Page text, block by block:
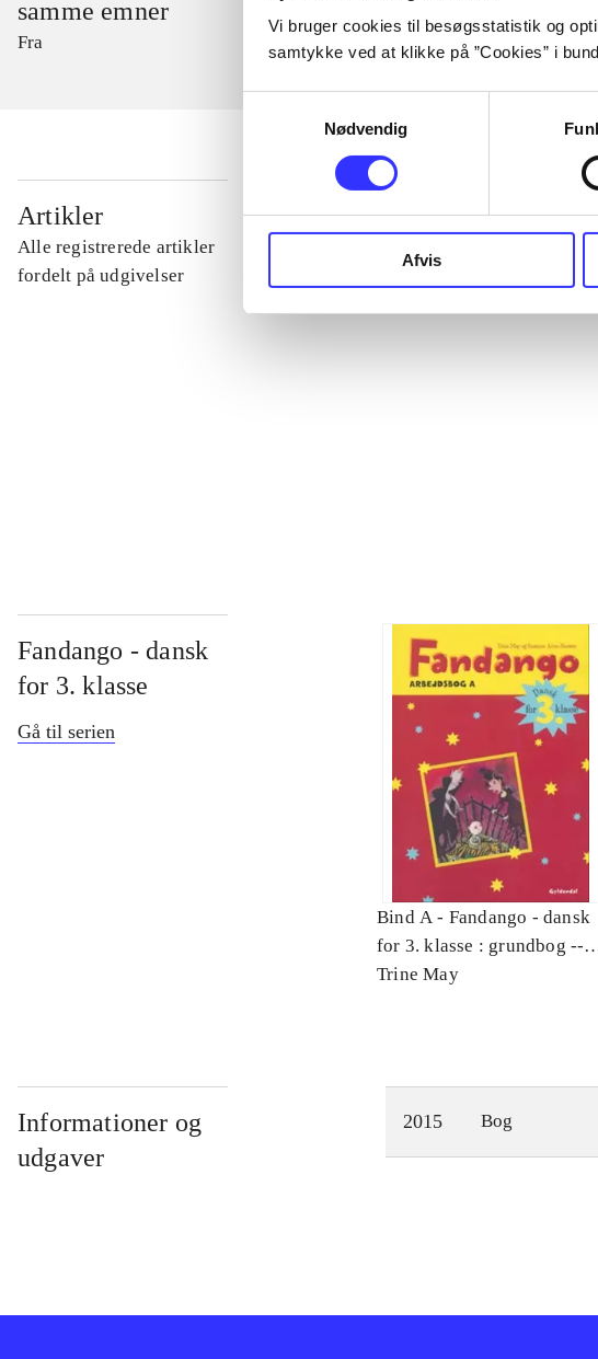
Vi bruger cookies til besøgsstatistik og
samtykke ved at klikke på ”Cookies” i
Nødvendig
Afvis
samme emner
Fra
Artikler
Alle registrerede artikler
fordelt på udgivelser
Fandango - dansk
for 3. klasse
Gå til serien
Bind A - Fandango - dansk
for 3. klasse : grundbog --
Arbejdsbog. Bind A
Trine May
Informationer og
udgaver
2015 Bog